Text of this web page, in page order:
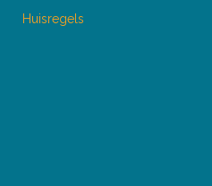
Huisregels